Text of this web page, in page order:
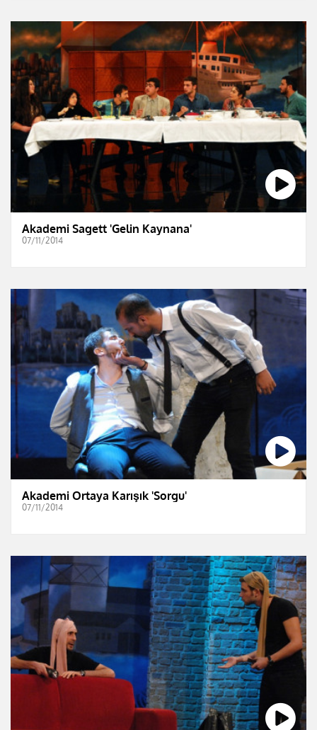
Akademi Sagett 'Gelin Kaynana'
07/11/2014
Akademi Ortaya Karışık 'Sorgu'
07/11/2014